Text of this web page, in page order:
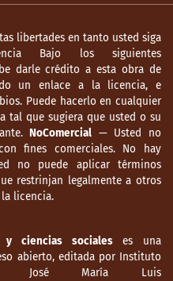
libertades en tanto usted siga
Bajo los siguientes
darle crédito a esta obra de
un enlace a la licencia, e
Puede hacerlo en cualquier
tal que sugiera que usted o su
NoComercial — Usted no
fines comerciales. No hay
no puede aplicar términos
restrinjan legalmente a otros
licencia.
ciencias socialeses una
abierto, editada por Instituto
José María Luis